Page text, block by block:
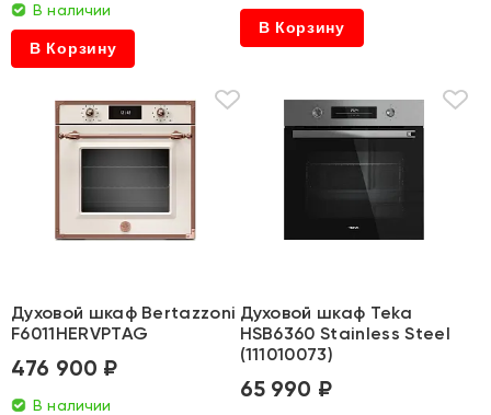
В наличии
В Корзину
В Корзину
Духовой шкаф Bertazzoni
F6011HERVPTAG
476 900 ₽
В наличии
Духовой шкаф Teka
HSB6360 Stainless Steel
(111010073)
65 990 ₽